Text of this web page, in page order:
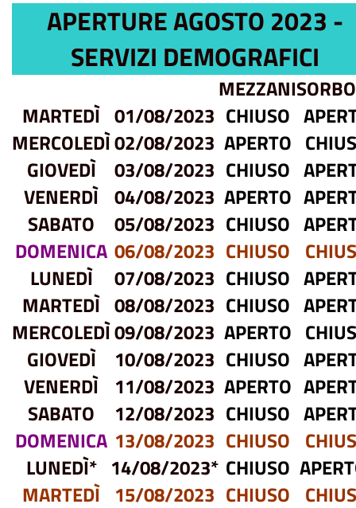
APERTURE AGOSTO 2023 -
SERVIZI DEMOGRAFICI
MEZZANI
MARTEDÌ 01/08/2023 CHIUSO
MERCOLEDÌ02/08/2023 APERTO
GIOVEDÌ
03/08/2023 CHIUSO
VENERDÌ 04/08/2023 APERTO
SABATO
05/08/2023 CHIUSO
DOMENICA 06/08/2023 CHIUSO
LUNEDÌ
07/08/2023 CHIUSO
MARTEDÌ 08/08/2023 CHIUSO
MERCOLEDÌ09/08/2023 APERTO
GIOVEDÌ
10/08/2023 CHIUSO
VENERDÌ
11/08/2023 APERTO
SABATO
12/08/2023 CHIUSO
DOMENICA 13/08/2023 CHIUSO
LUNEDÌ* 14/08/2023* CHIUSO
MARTEDÌ 15/08/2023 CHIUSO